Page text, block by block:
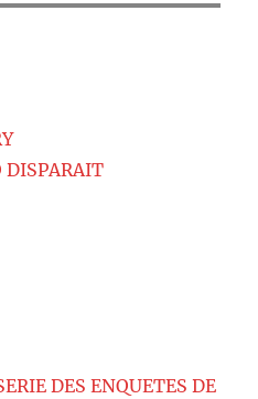
DISPARAIT
DES ENQUETES DE